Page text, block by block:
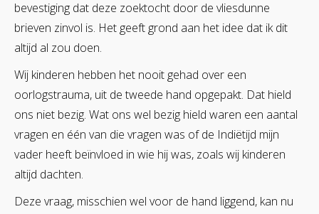
bevestiging dat deze zoektocht door de vliesdunne
brieven zinvol is. Het geeft grond aan het idee dat ik dit
altijd al zou doen.
Wij kinderen hebben het nooit gehad over een
oorlogstrauma, uit de tweede hand opgepakt. Dat hield
ons niet bezig. Wat ons wel bezig hield waren een aantal
vragen en één van die vragen was of de Indiëtijd mijn
vader heeft beïnvloed in wie hij was, zoals wij kinderen
altijd dachten.
Deze vraag, misschien wel voor de hand liggend, kan nu